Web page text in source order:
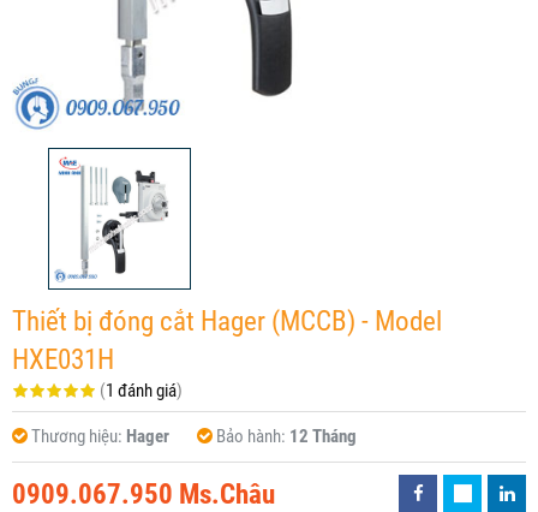
Thiết bị đóng cắt Hager (MCCB) - Model
HXE031H
(1 đánh giá)
Thương hiệu: Hager Bảo hành: 12 Tháng
0909.067.950 Ms.Châu